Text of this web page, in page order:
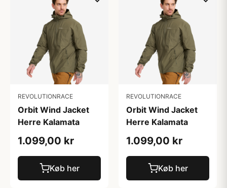
REVOLUTIONRACE
Orbit Wind Jacket
Herre Kalamata
1.099,00 kr
Køb her
REVOLUTIONRACE
Orbit Wind Jacket
Herre Kalamata
1.099,00 kr
Køb her